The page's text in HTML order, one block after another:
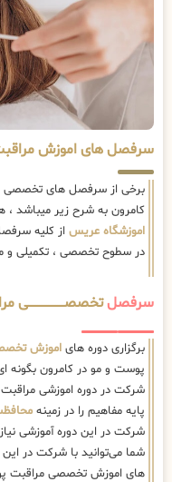
سرفصل های اموزش
برخی از سرفصل های تخصصی
کامرون به شرح زیر میباشد ،
اموزشگاه عریس از کلیه
در سطوح تخصصی ، تکمیلی و
سرفصل
برگزاری دوره های اموزش
پوست و مو در کامرون بگونه
شرکت در دوره اموزشی
پایه مفاهیم را در زمینه
شرکت در این دوره آموزشی
شما می‌توانید با شرکت در
های اموزش تخصصی مراقبت